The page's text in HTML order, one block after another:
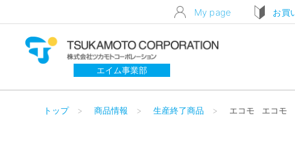
My page お買
エイム事業部
トップ 商品情報 生産終了商品 エコモ エコモ